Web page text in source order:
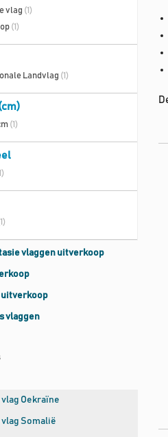
vlag (1)
(1)
Landvlag (1)
(1)
vlaggen uitverkoop
uitverkoop
vlaggen
Oekraïne
Somalië